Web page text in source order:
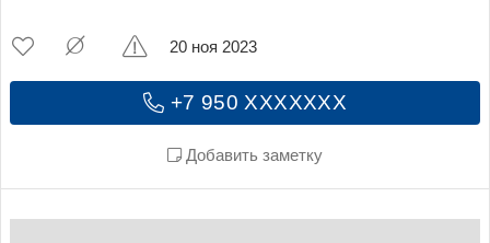
+7 950 XXXXXXX
Добавить заметку
20 ноя 2023